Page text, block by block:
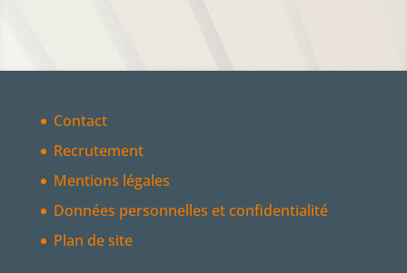
Contact
Recrutement
Mentions légales
Données personnelles et confidentialité
Plan de site